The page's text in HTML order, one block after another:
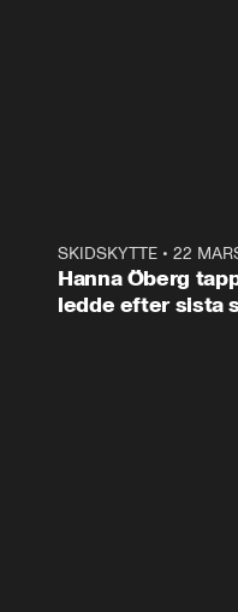
SKIDSKYTTE• 22
Hanna Öberg
ledde efter sista